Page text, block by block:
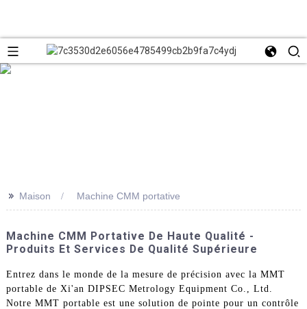
>> Maison Machine CMM portative
Machine CMM Portative De Haute Qualité -
Produits Et Services De Qualité Supérieure
Entrez dans le monde de la mesure de précision avec la MMT
portable de Xi'an DIPSEC Metrology Equipment Co., Ltd.
Notre MMT portable est une solution de pointe pour un contrôle